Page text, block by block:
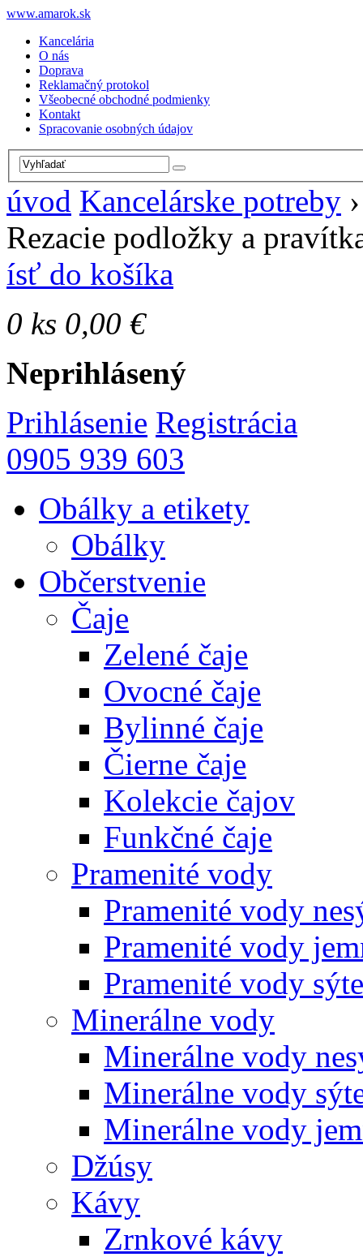
www.amarok.sk
Kancelária
O nás
Doprava
Reklamačný protokol
Všeobecné obchodné podmienky
Kontakt
Spracovanie osobných údajov
úvod Kancelárske potreby
Rezacie podložky a
ísť do košíka
0 ks 0,00 €
Neprihlásený
Prihlásenie Registrácia
0905 939 603
Obálky a etikety
Obálky
Občerstvenie
Čaje
Zelené čaje
Ovocné čaje
Bylinné čaje
Čierne čaje
Kolekcie čajov
Funkčné čaje
Pramenité vody
Pramenité vody
Pramenité vody
Pramenité vody
Minerálne vody
Minerálne vody
Minerálne vody
Minerálne vody
Džúsy
Kávy
Zrnkové kávy